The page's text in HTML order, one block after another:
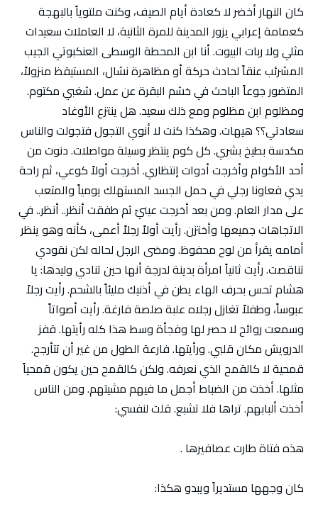
كان النهار أخضر لا كعادة أيام الصيف، وكنت ملتوياً بالبهجة
كعمامة إعرابي يزور المدينة للمرة الثانية، لا العاملات سعيدات
مثلي ولا ربات البيوت. أنا ابن المحطة الوسطى العنكبوتي الجيب
المشرئب عنقاً لحادث حركة أو مظاهرة نشال، المستيقظ منزولاً،
المتضور جوعاً الباحث في خشم البقرة عن عمل. شغبي مكتوم.
ومظلوم ابن مظلوم ومع ذلك سعيد. هل ينتزع الأوغاد
سعادتي؟؟ هيهات. وهكذا كنت لا أنوي التجول فتجولت والناس
مكدسة بطيخ بشري. كل كوم ينتظر وسيلة مواصلات. دنوت من
أحد الأكوام وأخرجت أدوات إنتظاري. أخرجت أولاً كوعي، ثم راحة
يدي فعاونا رجلي في حمل الجسد المستهلك يومياً والمتعب
على مدار العام. ومن بعد أخرجت عينيّ ثم طفقت أنظر.. أنظر.. في
الاتجاهات جميعها وأختزن. رأيت أولاً رجلاً أعمى، كأنه وهو ينظر
أمامه يقرأ من لوح محفوظ. ومضى الرجل لحاله لكن نقودي
تناقصت. رأيت ثانياً امرأة بدينة لدرجة أنها حين تنادي وليدها: يا
هشام تحس بحرف الهاء يطن في أذنيك مليئاً بالشحم. رأيت رجلاً
عبوساً، وطفلاً تغازل رجلاه علبة صلصة فارغة. رأيت أصواتاً
وسمعت روائح لا حصر لها وفجأة وسط هذا كله رأيتها. قفز
الدرويش مكان قلبي. ورأيتها. فارعة الطول من غير أن تتأرجح.
قمحية لا كالقمح الذي نعرفه. ولكن كالقمح حين يكون قمحياً
مثلها. أخذت من الضباط أجمل ما فيهم مشيتهم. ومن الناس
أخذت ألبابهم. تراها فلا تشبع. قلت لنفسي:
هذه فتاة طارت عصافيرها .
كان وجهها مستديراً ويبدو هكذا: